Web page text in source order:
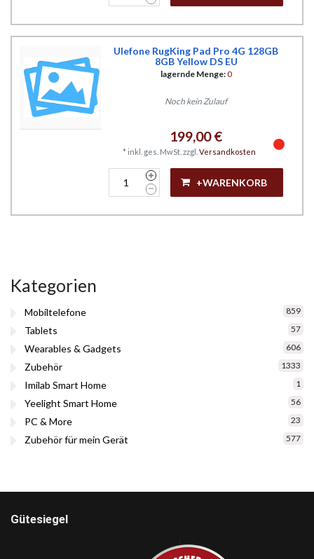
Kategorien
Mobiltelefone 859
Tablets 57
Wearables & Gadgets 606
Zubehör 1333
Imilab Smart Home 1
Yeelight Smart Home 56
PC & More 23
Zubehör für mein Gerät 577
Ulefone RugKing Pad Pro 4G 128GB
8GB Yellow DS EU
lagernde Menge:0
Noch kein Zulauf
199,00 €
* inkl. ges. MwSt. zzgl. Versandkosten
+WARENKORB
Gütesiegel